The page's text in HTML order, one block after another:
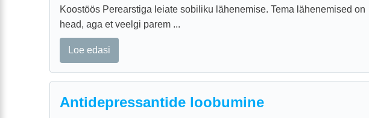
Koostöös Perearstiga leiate sobiliku lähenemise. Tema lähenemised on
head, aga et veelgi parem ...
Loe edasi
Antidepressantide loobumine